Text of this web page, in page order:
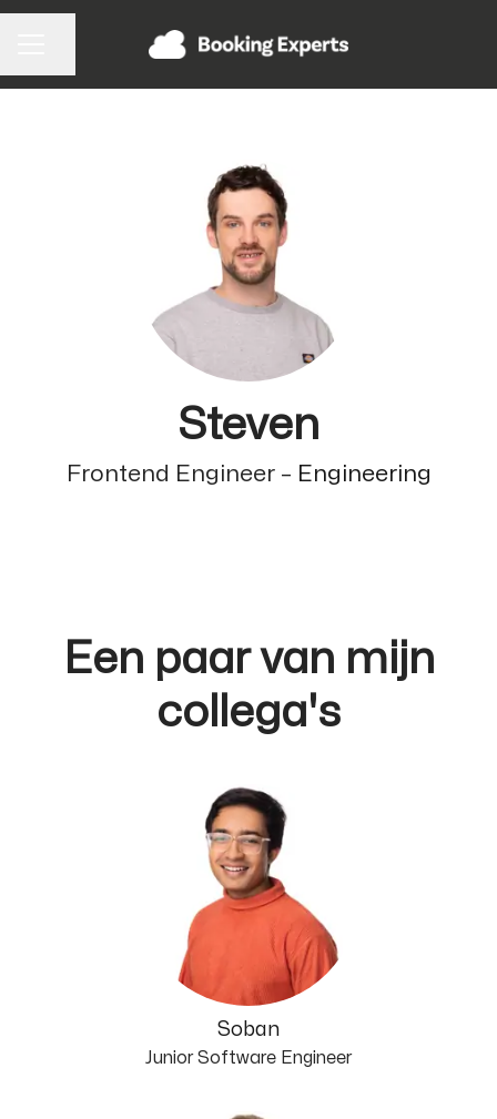
CARRIÈREMENU
Steven
Frontend Engineer – Engineering
Een paar van mijn
collega's
Soban
Junior Software Engineer